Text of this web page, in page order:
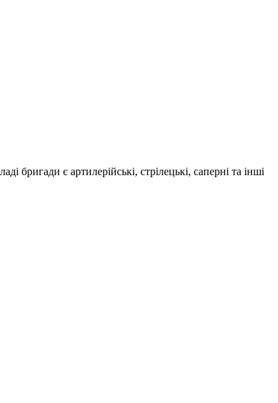
бригади є артилерійські, стрілецькі, саперні та інші